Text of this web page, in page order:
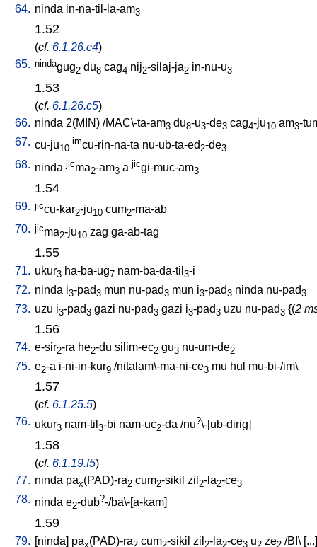
64. ninda in-na-til-la-am3
1.52
(cf. 6.1.26.c4)
65. nindagug2 du8 cag4 nij2-silaj-ja2 in-nu-u3
1.53
(cf. 6.1.26.c5)
66. ninda 2(MIN) /MAC\-ta-am3 du8-u3-de3 cag4-ju10 am3-
67. cu-ju10
imcu-rin-na-ta nu-ub-ta-ed2-de3
68. ninda jicma2-am3 a jicgi-muc-am3
1.54
69. jiccu-kar2-ju10 cum2-ma-ab
70. jicma2-ju10 zag ga-ab-tag
1.55
71. ukur3 ha-ba-ug7 nam-ba-da-til 3-i
72. ninda i3-pad3 mun nu-pad3 mun i3-pad3 ninda nu-pad3
73. uzu i3-pad3 gazi nu-pad3 gazi i3-pad3 uzu nu-pad3 {(2
1.56
74. e-sir2-ra he2-du silim-ec2 gu3 nu-um-de2
75. e2-a i-ni-in-kur9 /nitalam\-ma-ni-ce3 mu hul mu-bi-/im\
1.57
(cf. 6.1.25.5)
76. ukur3 nam-til 3-bi nam-uc2-da /nu?\-[ub-dirig]
1.58
(cf. 6.1.19.f5)
77. ninda pax(PAD)-ra2 cum2-sikil zil 2-la2-ce3
78. ninda e2-dub?-/ba\-[a-kam]
1.59
79. [ninda] pax(PAD)-ra2 cum2-sikil zil 2-la2-ce3 u2 ze2 /BI \ [...]